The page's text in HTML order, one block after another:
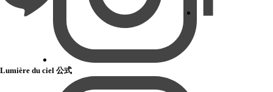
Lumière du ciel 公式